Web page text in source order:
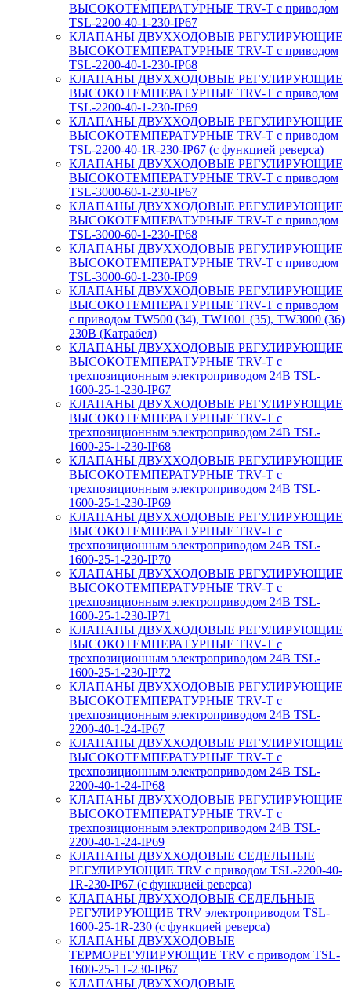
ВЫСОКОТЕМПЕРАТУРНЫЕ TRV-T с приводом
TSL-2200-40-1-230-IP67
КЛАПАНЫ ДВУХХОДОВЫЕ РЕГУЛИРУЮЩИЕ
ВЫСОКОТЕМПЕРАТУРНЫЕ TRV-T с приводом
TSL-2200-40-1-230-IP68
КЛАПАНЫ ДВУХХОДОВЫЕ РЕГУЛИРУЮЩИЕ
ВЫСОКОТЕМПЕРАТУРНЫЕ TRV-T с приводом
TSL-2200-40-1-230-IP69
КЛАПАНЫ ДВУХХОДОВЫЕ РЕГУЛИРУЮЩИЕ
ВЫСОКОТЕМПЕРАТУРНЫЕ TRV-T с приводом
TSL-2200-40-1R-230-IP67 (с функцией реверса)
КЛАПАНЫ ДВУХХОДОВЫЕ РЕГУЛИРУЮЩИЕ
ВЫСОКОТЕМПЕРАТУРНЫЕ TRV-T с приводом
TSL-3000-60-1-230-IP67
КЛАПАНЫ ДВУХХОДОВЫЕ РЕГУЛИРУЮЩИЕ
ВЫСОКОТЕМПЕРАТУРНЫЕ TRV-T с приводом
TSL-3000-60-1-230-IP68
КЛАПАНЫ ДВУХХОДОВЫЕ РЕГУЛИРУЮЩИЕ
ВЫСОКОТЕМПЕРАТУРНЫЕ TRV-T с приводом
TSL-3000-60-1-230-IP69
КЛАПАНЫ ДВУХХОДОВЫЕ РЕГУЛИРУЮЩИЕ
ВЫСОКОТЕМПЕРАТУРНЫЕ TRV-T с приводом
с приводом TW500 (34), TW1001 (35), TW3000 (36)
230В (Катрабел)
КЛАПАНЫ ДВУХХОДОВЫЕ РЕГУЛИРУЮЩИЕ
ВЫСОКОТЕМПЕРАТУРНЫЕ TRV-T с
трехпозиционным электроприводом 24В TSL-
1600-25-1-230-IP67
КЛАПАНЫ ДВУХХОДОВЫЕ РЕГУЛИРУЮЩИЕ
ВЫСОКОТЕМПЕРАТУРНЫЕ TRV-T с
трехпозиционным электроприводом 24В TSL-
1600-25-1-230-IP68
КЛАПАНЫ ДВУХХОДОВЫЕ РЕГУЛИРУЮЩИЕ
ВЫСОКОТЕМПЕРАТУРНЫЕ TRV-T с
трехпозиционным электроприводом 24В TSL-
1600-25-1-230-IP69
КЛАПАНЫ ДВУХХОДОВЫЕ РЕГУЛИРУЮЩИЕ
ВЫСОКОТЕМПЕРАТУРНЫЕ TRV-T с
трехпозиционным электроприводом 24В TSL-
1600-25-1-230-IP70
КЛАПАНЫ ДВУХХОДОВЫЕ РЕГУЛИРУЮЩИЕ
ВЫСОКОТЕМПЕРАТУРНЫЕ TRV-T с
трехпозиционным электроприводом 24В TSL-
1600-25-1-230-IP71
КЛАПАНЫ ДВУХХОДОВЫЕ РЕГУЛИРУЮЩИЕ
ВЫСОКОТЕМПЕРАТУРНЫЕ TRV-T с
трехпозиционным электроприводом 24В TSL-
1600-25-1-230-IP72
КЛАПАНЫ ДВУХХОДОВЫЕ РЕГУЛИРУЮЩИЕ
ВЫСОКОТЕМПЕРАТУРНЫЕ TRV-T с
трехпозиционным электроприводом 24В TSL-
2200-40-1-24-IP67
КЛАПАНЫ ДВУХХОДОВЫЕ РЕГУЛИРУЮЩИЕ
ВЫСОКОТЕМПЕРАТУРНЫЕ TRV-T с
трехпозиционным электроприводом 24В TSL-
2200-40-1-24-IP68
КЛАПАНЫ ДВУХХОДОВЫЕ РЕГУЛИРУЮЩИЕ
ВЫСОКОТЕМПЕРАТУРНЫЕ TRV-T с
трехпозиционным электроприводом 24В TSL-
2200-40-1-24-IP69
КЛАПАНЫ ДВУХХОДОВЫЕ СЕДЕЛЬНЫЕ
РЕГУЛИРУЮЩИЕ TRV с приводом TSL-2200-40-
1R-230-IP67 (с функцией реверса)
КЛАПАНЫ ДВУХХОДОВЫЕ СЕДЕЛЬНЫЕ
РЕГУЛИРУЮЩИЕ TRV электроприводом TSL-
1600-25-1R-230 (с функцией реверса)
КЛАПАНЫ ДВУХХОДОВЫЕ
ТЕРМОРЕГУЛИРУЮЩИЕ TRV с приводом TSL-
1600-25-1T-230-IP67
КЛАПАНЫ ДВУХХОДОВЫЕ